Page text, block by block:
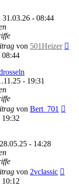
31.03.26 - 08:44
von 501Heizer
08:44
- 19:31
von Bert_701
19:32
28.05.25 - 14:28
von 2vclassic
10:12